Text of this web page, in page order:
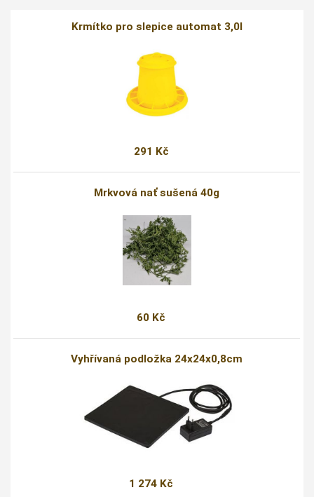
Krmítko pro slepice automat 3,0l
291 Kč
Mrkvová nať sušená 40g
60 Kč
Vyhřívaná podložka 24x24x0,8cm
1 274 Kč